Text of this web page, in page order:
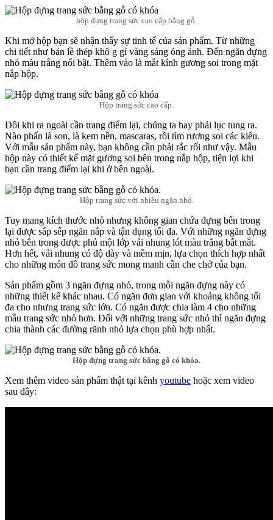
hộp đựng trang sức cao cấp bằng gỗ.
Khi mở hộp bạn sẽ nhận thấy sự tinh tế của sản phẩm. Từ những
chi tiết như bản lề thép khô g gỉ vàng sáng óng ánh. Đến ngăn đựng
nhỏ màu trắng nổi bật. Thêm vào là mắt kính gương soi trong mặt
nắp hộp.
Hộp trang sức cao cấp.
Đôi khi ra ngoài cần trang điểm lại, chúng ta hay phải lục tung ra.
Nào phấn là son, là kem nền, mascaras, rồi tìm rương soi các kiểu.
Với mẫu sản phẩm này, bạn không cần phải rắc rối như vậy. Mẫu
hộp này có thiết kế mặt gương soi bên trong nắp hộp, tiện lợi khi
bạn cần trang điểm lại khi ở bên ngoài.
Hộp trang sức với nhiều ngăn nhỏ.
Tuy mang kích thước nhỏ nhưng không gian chứa đựng bên trong
lại được sắp sếp ngăn nắp và tận dụng tối đa. Với những ngăn đựng
nhỏ bên trong được phủ một lớp vải nhung lót màu trắng bắt mắt.
Hơn hết, vải nhung có độ dày và mềm mịn, lựa chọn thích hợp nhất
cho những món đồ trang sức mong manh cần che chở của bạn.
Sản phẩm gồm 3 ngăn đựng nhỏ, trong mỗi ngăn đựng này có
những thiết kế khác nhau. Có ngăn đơn gian với khoảng không tối
đa cho nhưng trang sức lớn. Có ngăn được chia làm 4 cho những
mẫu trang sức nhỏ hơn. Đối với những trang sức nhỏ thì ngăn đựng
chia thành các đường rãnh nhỏ lựa chọn phù hợp nhất.
Hộp đựng trang sức bằng gỗ có khóa.
Xem thêm video sản phẩm thật tại kênh youtube hoặc xem video
sau đây: